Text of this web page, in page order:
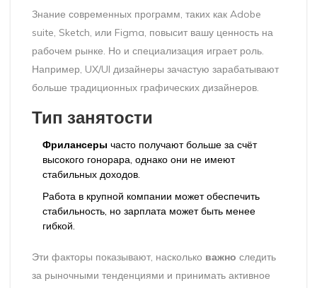
Знание современных программ, таких как Adobe
suite, Sketch, или Figma, повысит вашу ценность на
рабочем рынке. Но и специализация играет роль.
Например, UX/UI дизайнеры зачастую зарабатывают
больше традиционных графических дизайнеров.
Тип занятости
Фрилансеры часто получают больше за счёт
высокого гонорара, однако они не имеют
стабильных доходов.
Работа в крупной компании может обеспечить
стабильность, но зарплата может быть менее
гибкой.
Эти факторы показывают, насколько важно следить
за рыночными тенденциями и принимать активное